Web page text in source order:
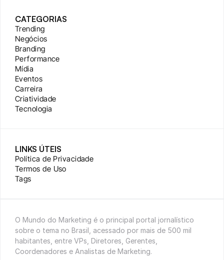
CATEGORIAS
Trending
Negócios
Branding
Performance
Mídia
Eventos
Carreira
Criatividade
Tecnologia
LINKS ÚTEIS
Política de Privacidade
Termos de Uso
Tags
O Mundo do Marketing é o principal portal jornalístico
sobre o tema no Brasil, acessado por mais de 500 mil
habitantes, entre VPs, Diretores, Gerentes,
Coordenadores e Analistas de Marketing.